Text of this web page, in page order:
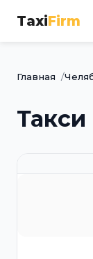
TaxiFirm
Главная
Такси